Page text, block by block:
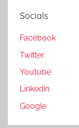
Socials
Facebook
Twitter
Youtube
Linkedin
Google